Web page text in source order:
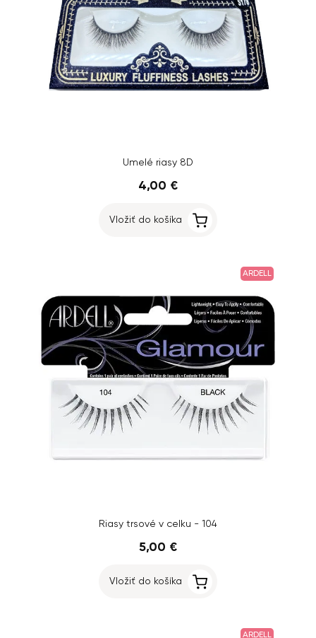
Umelé riasy 8D
4,00 €
Vložiť do košíka
ARDELL
Riasy trsové v celku - 104
5,00 €
Vložiť do košíka
ARDELL